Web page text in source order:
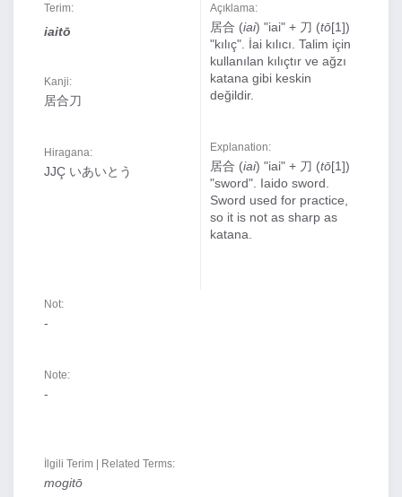
Terim:
iaitō
Kanji:
居合刀
Hiragana:
JJÇ いあいとう
Açıklama:
居合 (iai) "iai" + 刀 (tō[1])
"kılıç". İai kılıcı. Talim için
kullanılan kılıçtır ve ağzı
katana gibi keskin
değildir.
Explanation:
居合 (iai) "iai" + 刀 (tō[1])
"sword". Iaido sword.
Sword used for practice,
so it is not as sharp as
katana.
Not:
-
Note:
-
İlgili Terim | Related Terms:
mogitō